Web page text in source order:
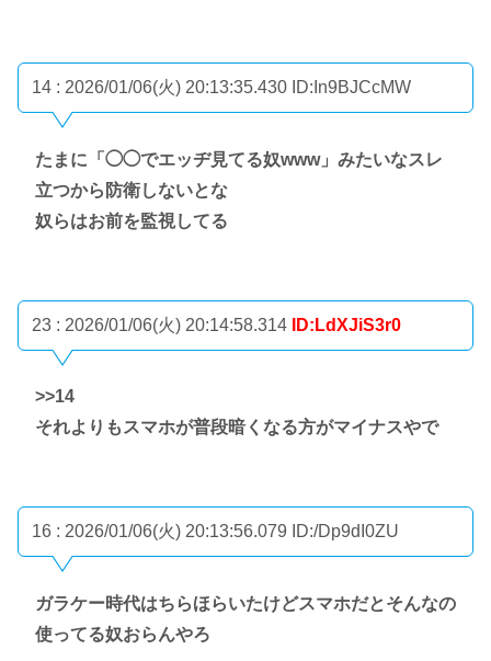
14 : 2026/01/06(火) 20:13:35.430 ID:In9BJCcMW
たまに「◯◯でエッヂ見てる奴www」みたいなスレ
立つから防衛しないとな
奴らはお前を監視してる
23 : 2026/01/06(火) 20:14:58.314 ID:LdXJiS3r0
>>14
それよりもスマホが普段暗くなる方がマイナスやで
16 : 2026/01/06(火) 20:13:56.079 ID:/Dp9dI0ZU
ガラケー時代はちらほらいたけどスマホだとそんなの
使ってる奴おらんやろ